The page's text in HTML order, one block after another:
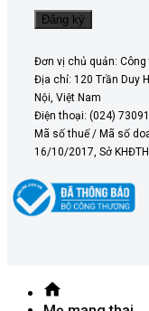
Đơn vị chủ quản:
Địa chỉ: 120 Trần Duy
Nội, Việt Nam
Điện thoại: (024)
Mã số thuế / Mã số
16/10/2017, Sở